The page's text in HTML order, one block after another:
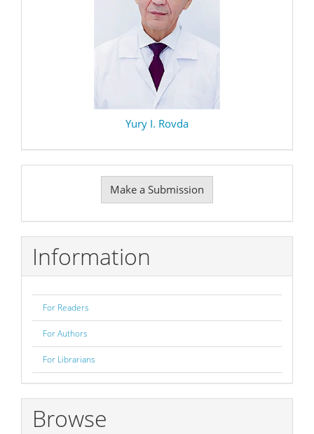
Yury I. Rovda
Submission
Make a Submission
Information
For Readers
For Authors
For Librarians
Browse